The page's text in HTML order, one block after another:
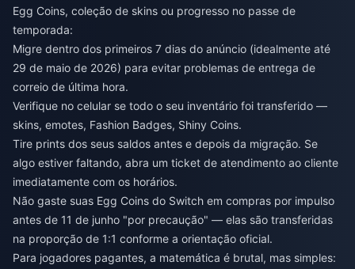
Egg Coins, coleção de skins ou progresso no passe de
temporada:
Migre dentro dos primeiros 7 dias do anúncio (idealmente até
29 de maio de 2026) para evitar problemas de entrega de
correio de última hora.
Verifique no celular se todo o seu inventário foi transferido —
skins, emotes, Fashion Badges, Shiny Coins.
Tire prints dos seus saldos antes e depois da migração. Se
algo estiver faltando, abra um ticket de atendimento ao cliente
imediatamente com os horários.
Não gaste suas Egg Coins do Switch em compras por impulso
antes de 11 de junho "por precaução" — elas são transferidas
na proporção de 1:1 conforme a orientação oficial.
Para jogadores pagantes, a matemática é brutal, mas simples: